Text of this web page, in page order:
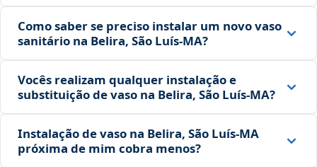
Como saber se preciso instalar um novo vaso
sanitário na Belira, São Luís‑MA?
Vocês realizam qualquer instalação e
substituição de vaso na Belira, São Luís‑MA?
Instalação de vaso na Belira, São Luís‑MA
próxima de mim cobra menos?